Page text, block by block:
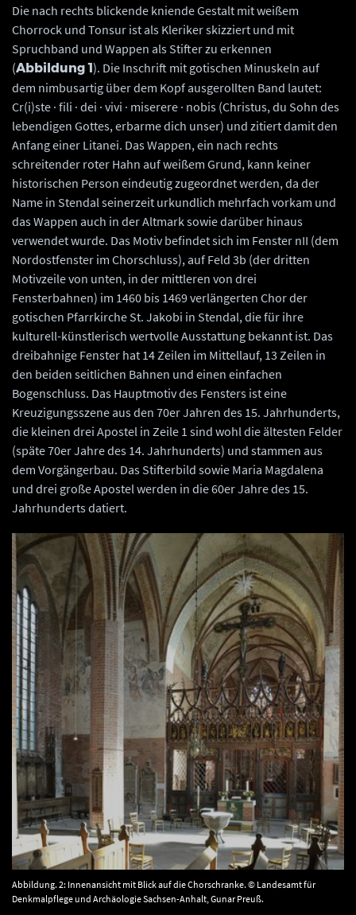
Die nach rechts blickende kniende Gestalt mit weißem
Chorrock und Tonsur ist als Kleriker skizziert und mit
Spruchband und Wappen als Stifter zu erkennen
(Abbildung 1 ). Die Inschrift mit gotischen Minuskeln auf
dem nimbusartig über dem Kopf ausgerollten Band lautet:
Cr(i)ste · fili · dei · vivi · miserere · nobis (Christus, du Sohn des
lebendigen Gottes, erbarme dich unser) und zitiert damit den
Anfang einer Litanei. Das Wappen, ein nach rechts
schreitender roter Hahn auf weißem Grund, kann keiner
historischen Person eindeutig zugeordnet werden, da der
Name in Stendal seinerzeit urkundlich mehrfach vorkam und
das Wappen auch in der Altmark sowie darüber hinaus
verwendet wurde. Das Motiv befindet sich im Fenster nII (dem
Nordostfenster im Chorschluss), auf Feld 3b (der dritten
Motivzeile von unten, in der mittleren von drei
Fensterbahnen) im 1460 bis 1469 verlängerten Chor der
gotischen Pfarrkirche St. Jakobi in Stendal, die für ihre
kulturell-künstlerisch wertvolle Ausstattung bekannt ist. Das
dreibahnige Fenster hat 14 Zeilen im Mittellauf, 13 Zeilen in
den beiden seitlichen Bahnen und einen einfachen
Bogenschluss. Das Hauptmotiv des Fensters ist eine
Kreuzigungsszene aus den 70er Jahren des 15. Jahrhunderts,
die kleinen drei Apostel in Zeile 1 sind wohl die ältesten Felder
(späte 70er Jahre des 14. Jahrhunderts) und stammen aus
dem Vorgängerbau. Das Stifterbild sowie Maria Magdalena
und drei große Apostel werden in die 60er Jahre des 15.
Jahrhunderts datiert.
Abbildung. 2: Innenansicht mit Blick auf die Chorschranke. © Landesamt für
Denkmalpflege und Archäologie Sachsen-Anhalt, Gunar Preuß.